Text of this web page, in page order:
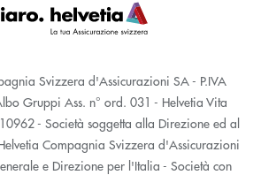
Svizzera d'Assicurazioni SA - P.IVA
Gruppi Ass. n° ord. 031 - Helvetia Vita
- Società soggetta alla Direzione ed al
Compagnia Svizzera d'Assicurazioni
e Direzione per l'Italia - Società con